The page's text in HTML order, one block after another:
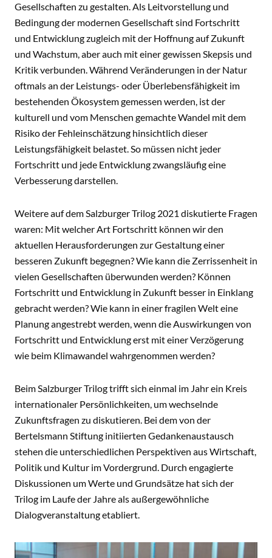
Gesellschaften zu gestalten. Als Leitvorstellung und
Bedingung der modernen Gesellschaft sind Fortschritt
und Entwicklung zugleich mit der Hoffnung auf Zukunft
und Wachstum, aber auch mit einer gewissen Skepsis und
Kritik verbunden. Während Veränderungen in der Natur
oftmals an der Leistungs- oder Überlebensfähigkeit im
bestehenden Ökosystem gemessen werden, ist der
kulturell und vom Menschen gemachte Wandel mit dem
Risiko der Fehleinschätzung hinsichtlich dieser
Leistungsfähigkeit belastet. So müssen nicht jeder
Fortschritt und jede Entwicklung zwangsläufig eine
Verbesserung darstellen.
Weitere auf dem Salzburger Trilog 2021 diskutierte Fragen
waren: Mit welcher Art Fortschritt können wir den
aktuellen Herausforderungen zur Gestaltung einer
besseren Zukunft begegnen? Wie kann die Zerrissenheit in
vielen Gesellschaften überwunden werden? Können
Fortschritt und Entwicklung in Zukunft besser in Einklang
gebracht werden? Wie kann in einer fragilen Welt eine
Planung angestrebt werden, wenn die Auswirkungen von
Fortschritt und Entwicklung erst mit einer Verzögerung
wie beim Klimawandel wahrgenommen werden?
Beim Salzburger Trilog trifft sich einmal im Jahr ein Kreis
internationaler Persönlichkeiten, um wechselnde
Zukunftsfragen zu diskutieren. Bei dem von der
Bertelsmann Stiftung initiierten Gedankenaustausch
stehen die unterschiedlichen Perspektiven aus Wirtschaft,
Politik und Kultur im Vordergrund. Durch engagierte
Diskussionen um Werte und Grundsätze hat sich der
Trilog im Laufe der Jahre als außergewöhnliche
Dialogveranstaltung etabliert.